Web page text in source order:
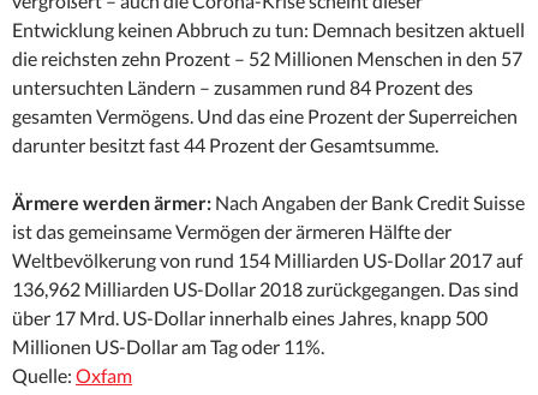
Entwicklung keinen Abbruch zu tun: Demnach besitzen aktuell
die reichsten zehn Prozent – 52 Millionen Menschen in den 57
untersuchten Ländern – zusammen rund 84 Prozent des
gesamten Vermögens. Und das eine Prozent der Superreichen
darunter besitzt fast 44 Prozent der Gesamtsumme.
Ärmere werden ärmer: Nach Angaben der Bank Credit Suisse
ist das gemeinsame Vermögen der ärmeren Hälfte der
Weltbevölkerung von rund 154 Milliarden US-Dollar 2017 auf
136,962 Milliarden US-Dollar 2018 zurückgegangen. Das sind
über 17 Mrd. US-Dollar innerhalb eines Jahres, knapp 500
Millionen US-Dollar am Tag oder 11%.
Quelle: Oxfam